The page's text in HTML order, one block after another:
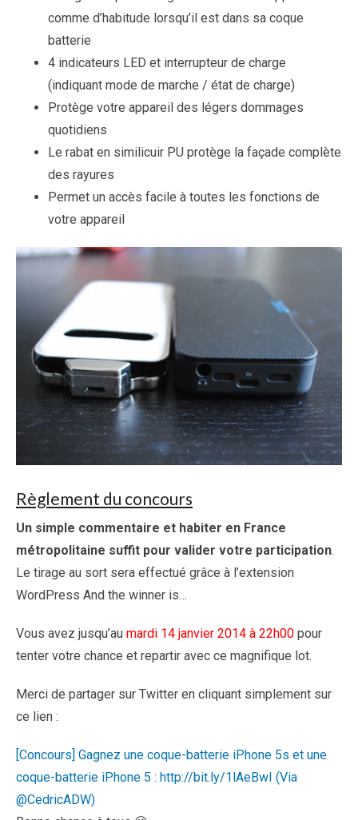
comme d’habitude lorsqu’il est dans sa coque
batterie
4 indicateurs LED et interrupteur de charge
(indiquant mode de marche / état de charge)
Protège votre appareil des légers dommages
quotidiens
Le rabat en similicuir PU protège la façade complète
des rayures
Permet un accès facile à toutes les fonctions de
votre appareil
Règlement du concours
Un simple commentaire et habiter en France
métropolitaine suffit pour valider votre participation.
Le tirage au sort sera effectué grâce à l’extension
WordPress And the winner is…
Vous avez jusqu’au mardi 14 janvier 2014 à 22h00 pour
tenter votre chance et repartir avec ce magnifique lot.
Merci de partager sur Twitter en cliquant simplement sur
ce lien :
[Concours] Gagnez une coque-batterie iPhone 5s et une
coque-batterie iPhone 5 : http://bit.ly/1lAeBwI (Via
@CedricADW)